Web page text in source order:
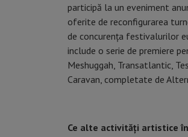
participă la un eveniment
oferite de reconfigurarea
de concurența festivalurilor
include o serie de premiere
Meshuggah, Transatlantic,
Caravan, completate de
Ce alte activități artistice